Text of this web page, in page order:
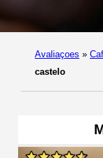
Avaliaçoes »
castelo